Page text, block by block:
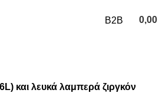
B2B 0,00
και λευκά λαμπερά ζιργκόν